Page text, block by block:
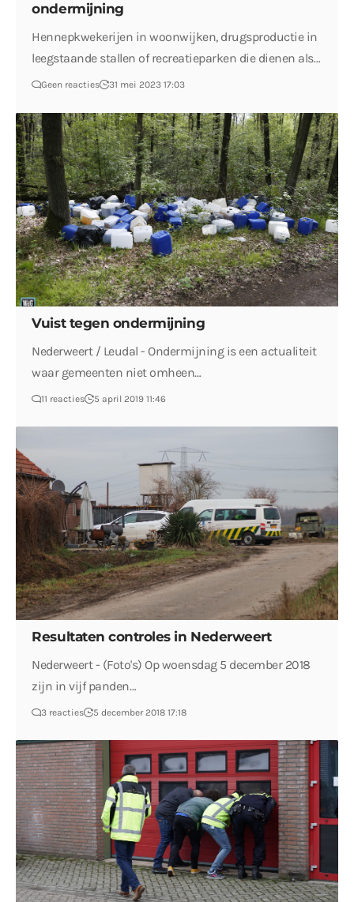
ondermijning
Hennepkwekerijen in woonwijken, drugsproductie in
leegstaande stallen of recreatieparken die dienen als…
Geen reacties 31 mei 2023 17:03
Vuist tegen ondermijning
Nederweert / Leudal - Ondermijning is een actualiteit
waar gemeenten niet omheen…
11 reacties 5 april 2019 11:46
Resultaten controles in Nederweert
Nederweert - (Foto's) Op woensdag 5 december 2018
zijn in vijf panden…
3 reacties 5 december 2018 17:18